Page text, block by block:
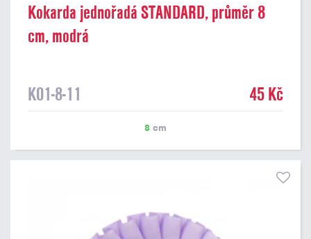
Kokarda jednořadá STANDARD, průměr 8
cm, modrá
K01-8-11 45 Kč
8 cm